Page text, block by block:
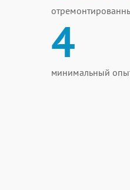
4
минимальный